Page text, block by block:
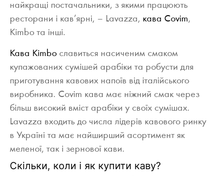
найкращі постачальники, з якими працюють
ресторани і кав’ярні, – Lavazza, кава Covim,
Kimbo та інші.
Кава Kimbo славиться насиченим смаком
купажованих сумішей арабіки та робусти для
приготування кавових напоїв від італійського
виробника. Covim кава має ніжний смак через
більш високий вміст арабіки у своїх сумішах.
Lavazza входить до числа лідерів кавового ринку
в Україні та має найширший асортимент як
меленої, так і зернової кави.
Скільки, коли і як купити каву?